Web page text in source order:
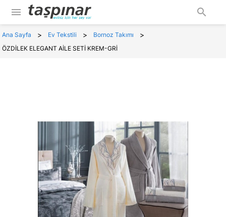
menu search
Ana Sayfa > Ev Tekstili > Bornoz Takımı >
ÖZDİLEK ELEGANT AİLE SETİ KREM-GRİ